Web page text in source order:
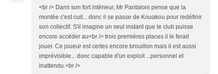
<br /> Dans son fort intérieur, Mr Pantaloni pense que la
montée c'est cuit... donc il se passe de Kouakou pour redéfinir
son collectif. S'il imagine un seul instant que le club puisse
encore accéder au<br /> trois premières places il le ferait
jouer. Ce joueur est certes encore brouillon mais il est aussi
imprévisible... donc capable d'un exploit ...personnel et
inattendu.<br />